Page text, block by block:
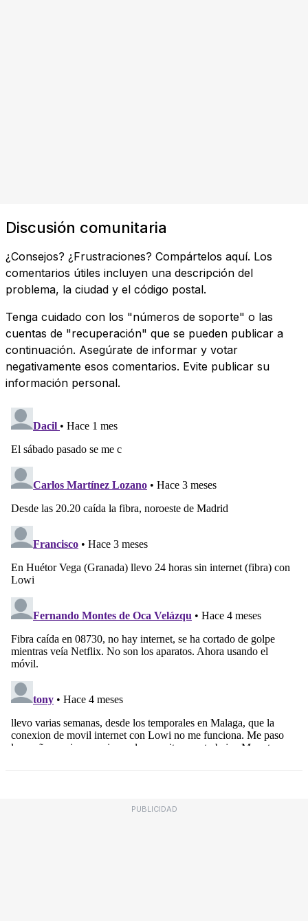
Discusión comunitaria
¿Consejos? ¿Frustraciones? Compártelos aquí. Los
comentarios útiles incluyen una descripción del
problema, la ciudad y el código postal.
Tenga cuidado con los "números de soporte" o las
cuentas de "recuperación" que se pueden publicar a
continuación. Asegúrate de informar y votar
negativamente esos comentarios. Evite publicar su
información personal.
PUBLICIDAD